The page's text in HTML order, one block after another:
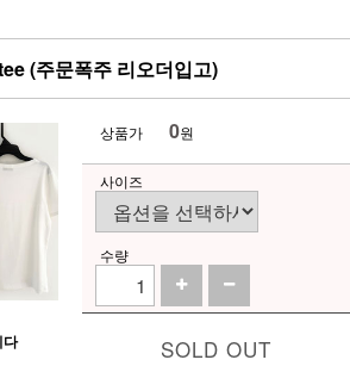
(주문폭주 리오더입고)
상품가 0원
사이즈
수량
SOLD OUT